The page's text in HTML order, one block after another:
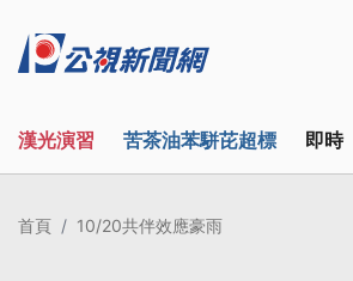
漢光演習 苦茶油苯駢芘超標 即時
首頁 10/20共伴效應豪雨